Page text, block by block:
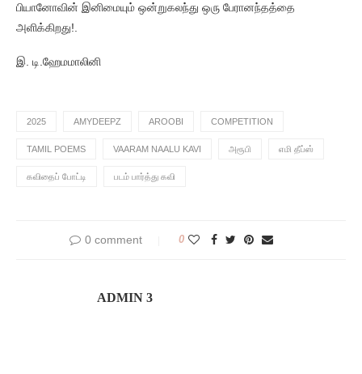
பியானோவின் இனிமையும் ஒன்றுகலந்து ஒரு பேரானந்தத்தை
அளிக்கிறது!.
இ. டி.ஹேமமாலினி
2025 AMYDEEPZ AROOBI COMPETITION
TAMIL POEMS VAARAM NAALU KAVI அரூபி எமி தீப்ஸ்
கவிதைப் போட்டி படம் பார்த்து கவி
0 comment 0
ADMIN 3